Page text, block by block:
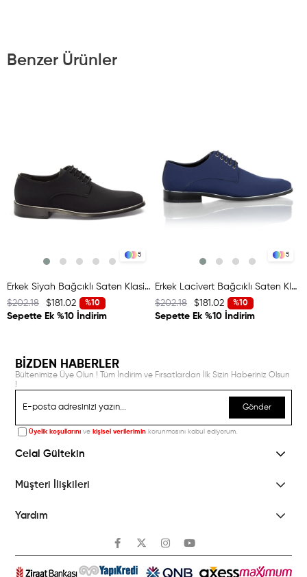
Benzer Ürünler
5
Erkek Siyah Bağcıklı Saten Klasik Ayakkabı
%10
$181.02
$202.18
Sepette Ek %10 İndirim
5
Erkek Lacivert Bağcıklı Saten Klasik Ayakkabı
%10
$181.02
$202.18
Sepette Ek %10 İndirim
BİZDEN HABERLER
Bültenimize Üye Olun ! Tüm İndirim ve Fırsatlardan İlk Sizin Haberiniz Olsun
!
Gönder
Üyelik koşullarını ve kişisel verilerimin korunmasını kabul ediyorum.
Celal Gültekin
Müşteri İlişkileri
Yardım